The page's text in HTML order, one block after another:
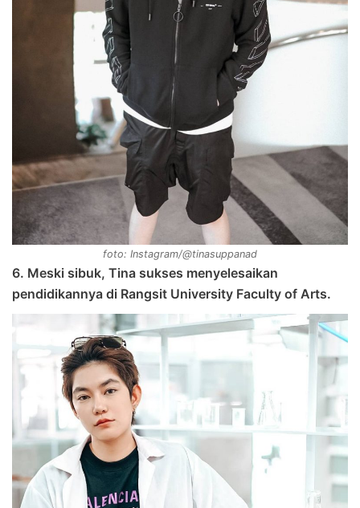
foto: Instagram/@tinasuppanad
6. Meski sibuk, Tina sukses menyelesaikan
pendidikannya di Rangsit University Faculty of Arts.